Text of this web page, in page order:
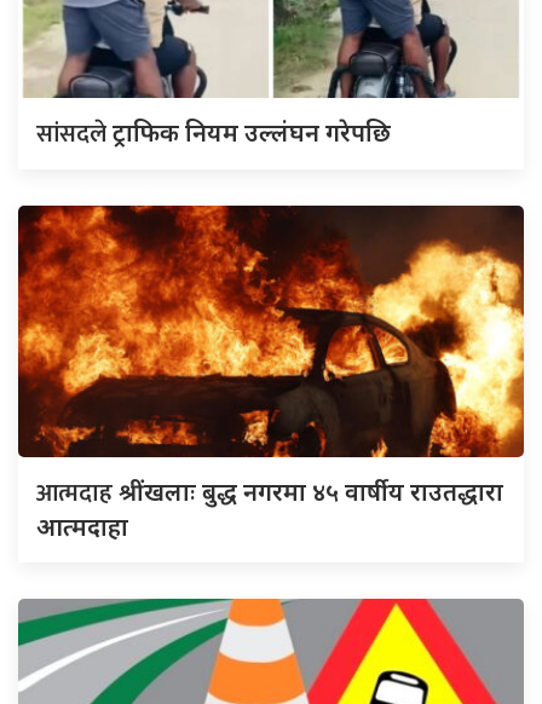
सांसदलेट्राफिक नियम उल्लंघन गरेपछि
आत्मदाहश्रींखलाः बुद्ध नगरमा ४५ वार्षीय राउतद्धारा
आत्मदाहा